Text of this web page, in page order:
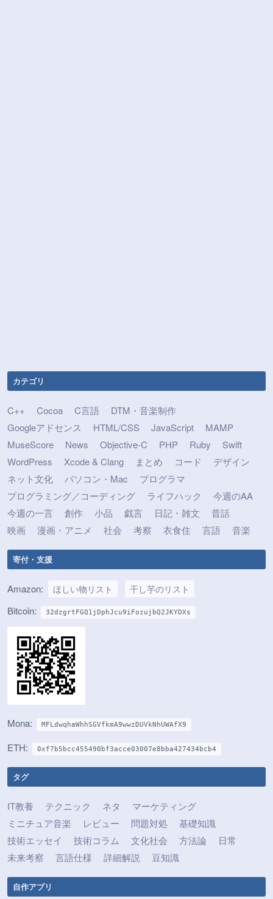
カテゴリ
C++ Cocoa C言語
DTM・音楽制作
Googleアドセンス
HTML/CSS JavaScript
MAMP
MuseScore
News Objective-C PHP Ruby
Swift
WordPress
Xcode & Clang まとめ コード
デザイン
ネット文化
パソコン・Mac
プログラマ
プログラミング／コーディング
ライフハック
今週のAA
今週の一言
創作 小品 戯言 日記・雑文
昔話
映画
漫画・アニメ 社会 考察 衣食住 言語 音楽
寄付・支援
Amazon: ほしい物リスト 干し芋のリスト
Bitcoin: 32dzgrtFGQ1jDphJcu9iFozujbQ2JKYDXs
Mona: MFLdwqhaWhhSGVfkmA9wwzDUVkNhUWAfX9
ETH: 0xf7b5bcc455490bf3acce03007e8bba427434bcb4
タグ
IT教養 テクニック ネタ
マーケティング
ミニチュア音楽
レビュー 問題対処
基礎知識
技術エッセイ
技術コラム 文化社会 方法論
日常
未来考察
言語仕様 詳細解説 豆知識
自作アプリ